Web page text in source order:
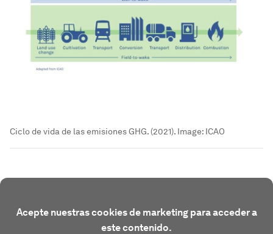
Ciclo de vida de las emisiones GHG. (2021). Image: ICAO
Acepte nuestras cookies de marketing para acceder a
este contenido.